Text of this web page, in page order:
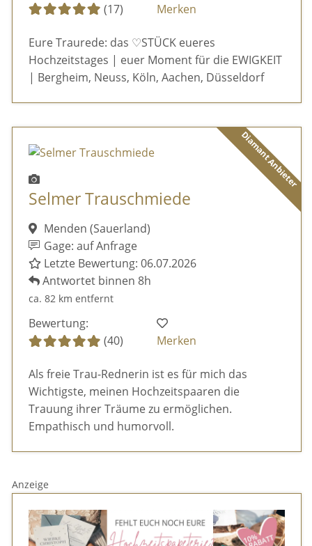
(17)
Merken
Eure Traurede: das ♡STÜCK eueres
Hochzeitstages | euer Moment für die EWIGKEIT
| Bergheim, Neuss, Köln, Aachen, Düsseldorf
Diamant Anbieter
Selmer Trauschmiede
Menden (Sauerland)
Gage: auf Anfrage
Letzte Bewertung: 06.07.2026
Antwortet binnen 8h
ca. 82 km entfernt
Bewertung:
(40)
Merken
Als freie Trau-Rednerin ist es für mich das
Wichtigste, meinen Hochzeitspaaren die
Trauung ihrer Träume zu ermöglichen.
Empathisch und humorvoll.
Anzeige